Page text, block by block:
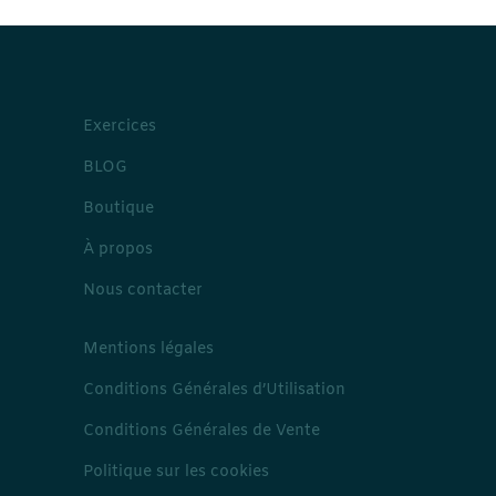
Exercices
BLOG
Boutique
À propos
Nous contacter
Mentions légales
Conditions Générales d’Utilisation
Conditions Générales de Vente
Politique sur les cookies